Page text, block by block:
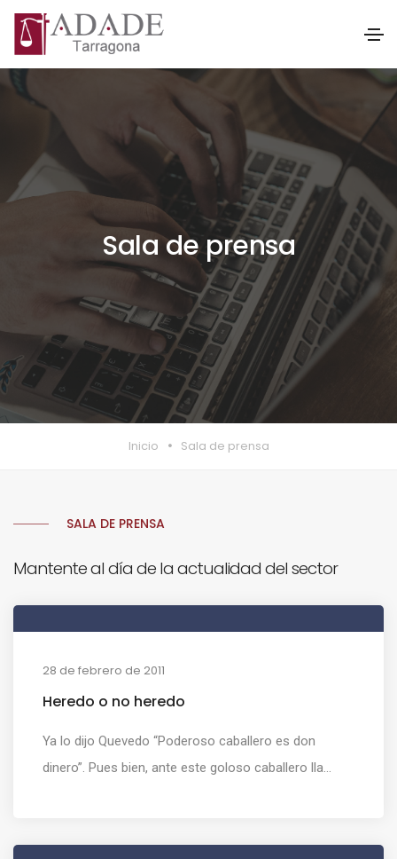
Sala de prensa
Inicio Sala de prensa
SALA DE PRENSA
Mantente al día de la actualidad del sector
28 de febrero de 2011
Heredo o no heredo
Ya lo dijo Quevedo “Poderoso caballero es don
dinero”. Pues bien, ante este goloso caballero lla...